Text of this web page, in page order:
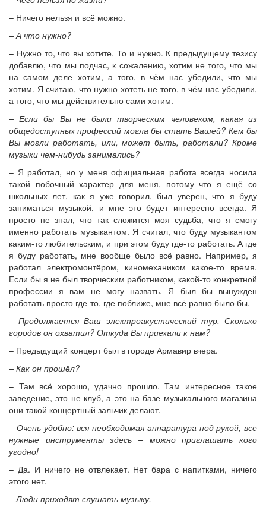
– Ничего нельзя и всё можно.
– А что нужно?
– Нужно то, что вы хотите. То и нужно. К предыдущему тезису
добавлю, что мы подчас, к сожалению, хотим не того, что мы
на самом деле хотим, а того, в чём нас убедили, что мы
хотим. Я считаю, что нужно хотеть не того, в чём нас убедили,
а того, что мы действительно сами хотим.
– Если бы Вы не были творческим человеком, какая из
общедоступных профессий могла бы стать Вашей? Кем бы
Вы могли работать, или, может быть, работали? Кроме
музыки чем-нибудь занимались?
– Я работал, но у меня официальная работа всегда носила
такой побочный характер для меня, потому что я ещё со
школьных лет, как я уже говорил, был уверен, что я буду
заниматься музыкой, и мне это будет интересно всегда. Я
просто не знал, что так сложится моя судьба, что я смогу
именно работать музыкантом. Я считал, что буду музыкантом
каким-то любительским, и при этом буду где-то работать. А где
я буду работать, мне вообще было всё равно. Например, я
работал электромонтёром, киномехаником какое-то время.
Если бы я не был творческим работником, какой-то конкретной
профессии я вам не могу назвать. Я был бы вынужден
работать просто где-то, где поближе, мне всё равно было бы.
– Продолжается Ваш электроакустический тур. Сколько
городов он охватил? Откуда Вы приехали к нам?
– Предыдущий концерт был в городе Армавир вчера.
– Как он прошёл?
– Там всё хорошо, удачно прошло. Там интересное такое
заведение, это не клуб, а это на базе музыкального магазина
они такой концертный зальчик делают.
– Очень удобно: вся необходимая аппаратура под рукой, все
нужные инструменты здесь – можно приглашать кого
угодно!
– Да. И ничего не отвлекает. Нет бара с напитками, ничего
этого нет.
– Люди приходят слушать музыку.